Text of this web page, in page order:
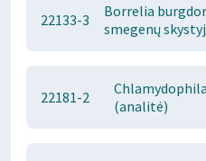
22133-3
Borrelia
smegenų
22181-2
(analitė)